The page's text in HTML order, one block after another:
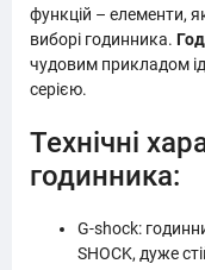
функцій – елементи,
виборі годинника.
чудовим прикладом
серією.
Технічні
годинника:
G-shock:
SHOCK, дуже